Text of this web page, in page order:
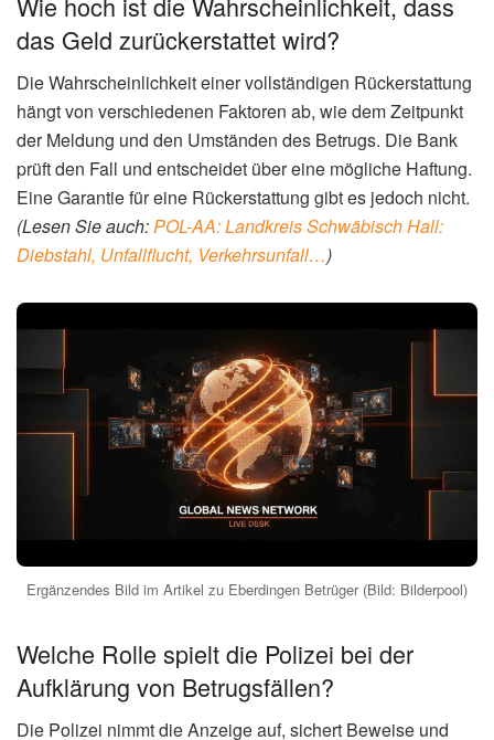
das Geld zurückerstattet wird?
Die Wahrscheinlichkeit einer vollständigen Rückerstattung
hängt von verschiedenen Faktoren ab, wie dem Zeitpunkt
der Meldung und den Umständen des Betrugs. Die Bank
prüft den Fall und entscheidet über eine mögliche Haftung.
Eine Garantie für eine Rückerstattung gibt es jedoch nicht.
(Lesen Sie auch:POL-AA: Landkreis Schwäbisch Hall:
Diebstahl, Unfallflucht, Verkehrsunfall…)
Ergänzendes Bild im Artikel zu Eberdingen Betrüger (Bild: Bilderpool)
Welche Rolle spielt die Polizei bei der
Aufklärung von Betrugsfällen?
Die Polizei nimmt die Anzeige auf, sichert Beweise und